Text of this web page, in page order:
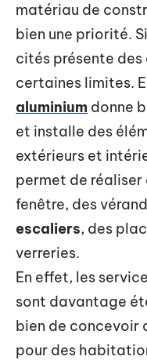
matériau de
bien une priorité.
cités présente
certaines limites.
aluminium donne
et installe des
extérieurs et
permet de réaliser
fenêtre, des
escaliers, des
verreries.
En effet, les
sont davantage
bien de concevoir
pour des